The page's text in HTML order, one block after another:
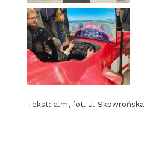
Tekst: a.m, fot. J. Skowrońska